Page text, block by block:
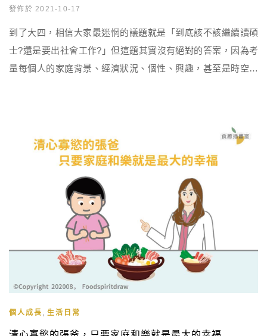
發佈於 2021-10-17
到了大四，相信大家最迷惘的議題就是「到底該不該繼續讀碩
士?還是要出社會工作?」但這題其實沒有絕對的答案，因為考
量每個人的家庭背景、經濟狀況、個性、興趣，甚至是時空背
想對有興趣的領域深入研究不建議的評估方向以畢業後薪資就
個人成長 , 生活日常